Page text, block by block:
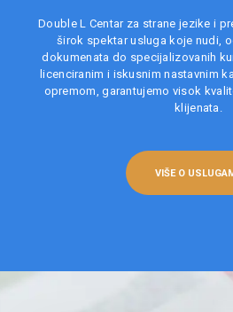
Double L Centar za strane jezike i
širok spektar usluga koje nudi,
dokumenata do specijalizovanih
licenciranim i iskusnim nastavnim
opremom, garantujemo visok
klijenata.
VIŠE O